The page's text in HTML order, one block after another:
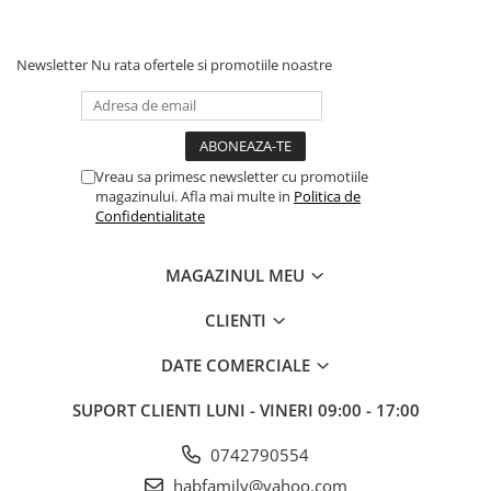
Newsletter Nu rata ofertele si promotiile noastre
Vreau sa primesc newsletter cu promotiile
magazinului. Afla mai multe in Politica de
Confidentialitate
MAGAZINUL MEU
CLIENTI
DATE COMERCIALE
SUPORT CLIENTI LUNI - VINERI 09:00 - 17:00
0742790554
habfamily@yahoo.com